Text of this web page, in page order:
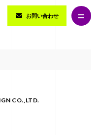
お問い合わせ
CO.,LTD.